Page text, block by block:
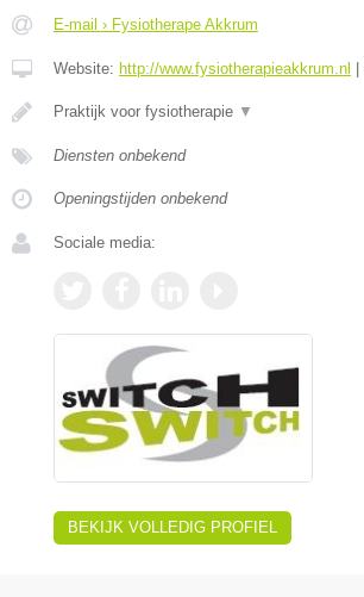
E-mail › Fysiotherape Akkrum
Website: http://www.fysiotherapieakkrum.nl |
Praktijk voor fysiotherapie ▼
Diensten onbekend
Openingstijden onbekend
Sociale media:
BEKIJK VOLLEDIG PROFIEL